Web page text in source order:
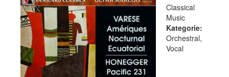
Classical
Music
Kategorie:
Orchestral,
Vocal